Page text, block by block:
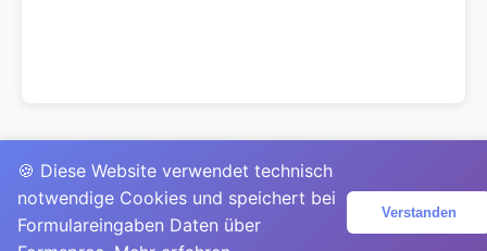
© 2025 David Mirga|LinkedIn
🍪 Diese Website verwendet technisch
notwendige Cookies und speichert bei
Formulareingaben Daten über
Verstanden